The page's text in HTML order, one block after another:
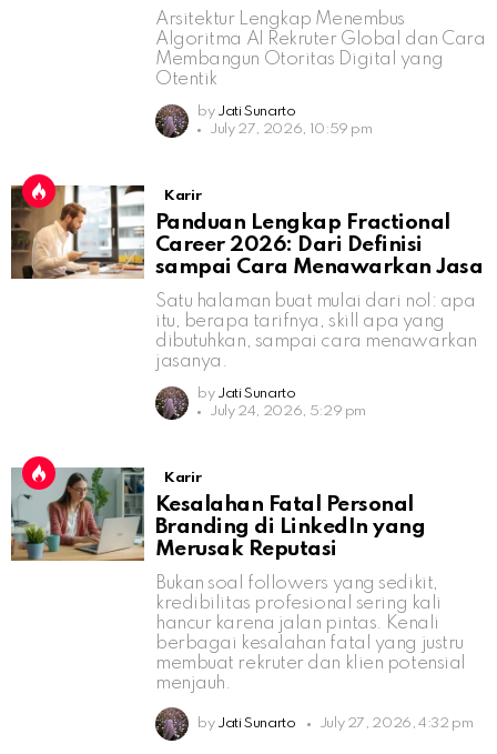
Arsitektur Lengkap Menembus
Algoritma AI Rekruter Global dan Cara
Membangun Otoritas Digital yang
Otentik
by Jati Sunarto
July 27, 2026, 10:59 pm
Karir
Panduan Lengkap Fractional
Career 2026: Dari Definisi
sampai Cara Menawarkan Jasa
Satu halaman buat mulai dari nol: apa
itu, berapa tarifnya, skill apa yang
dibutuhkan, sampai cara menawarkan
jasanya.
by Jati Sunarto
July 24, 2026, 5:29 pm
Karir
Kesalahan Fatal Personal
Branding di LinkedIn yang
Merusak Reputasi
Bukan soal followers yang sedikit,
kredibilitas profesional sering kali
hancur karena jalan pintas. Kenali
berbagai kesalahan fatal yang justru
membuat rekruter dan klien potensial
menjauh.
by Jati Sunarto July 27, 2026, 4:32 pm